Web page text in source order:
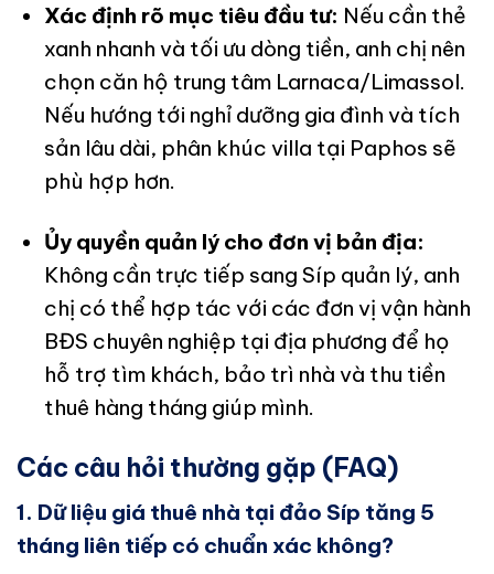
Xác định rõ mục tiêu đầu tư: Nếu cần thẻ
xanh nhanh và tối ưu dòng tiền, anh chị nên
chọn căn hộ trung tâm Larnaca/Limassol.
Nếu hướng tới nghỉ dưỡng gia đình và tích
sản lâu dài, phân khúc villa tại Paphos sẽ
phù hợp hơn.
Ủy quyền quản lý cho đơn vị bản địa:
Không cần trực tiếp sang Síp quản lý, anh
chị có thể hợp tác với các đơn vị vận hành
BĐS chuyên nghiệp tại địa phương để họ
hỗ trợ tìm khách, bảo trì nhà và thu tiền
thuê hàng tháng giúp mình.
Các câu hỏi thường gặp (FAQ)
1. Dữ liệu giá thuê nhà tại đảo Síp tăng 5
tháng liên tiếp có chuẩn xác không?